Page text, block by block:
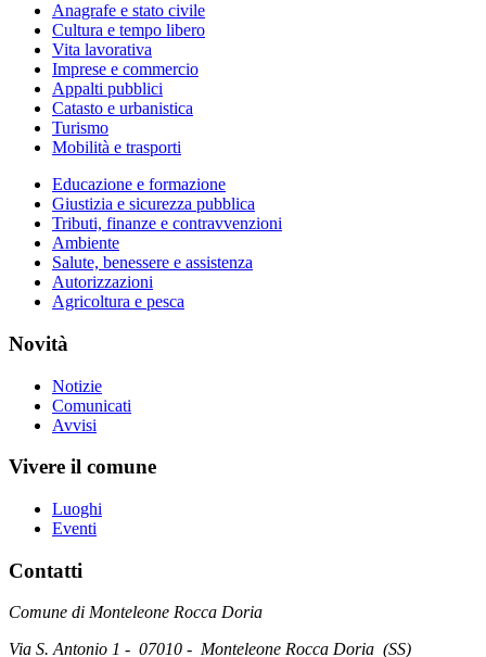
Anagrafe e stato civile
Cultura e tempo libero
Vita lavorativa
Imprese e commercio
Appalti pubblici
Catasto e urbanistica
Turismo
Mobilità e trasporti
Educazione e formazione
Giustizia e sicurezza pubblica
Tributi, finanze e contravvenzioni
Ambiente
Salute, benessere e assistenza
Autorizzazioni
Agricoltura e pesca
Novità
Notizie
Comunicati
Avvisi
Vivere il comune
Luoghi
Eventi
Contatti
Comune di Monteleone Rocca Doria
Via S. Antonio 1 - 07010 - Monteleone Rocca Doria (SS)